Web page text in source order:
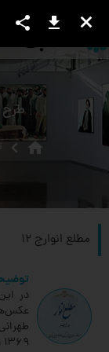
طرح
home
مطلع انوارج 12
در
1369 ه. ق است، را مشاهده و دانلود کنید.
close
download
share